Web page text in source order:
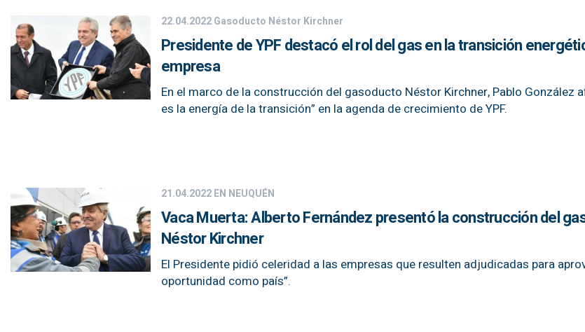
22.04.2022Gasoducto Néstor Kirchner
Presidente de YPF destacó el rol del gas en la transición
empresa
En el marco de la construcción del gasoducto Néstor Kirchner, Pablo González
es la energía de la transición” en la agenda de crecimiento de YPF.
21.04.2022EN NEUQUÉN
Vaca Muerta: Alberto Fernández presentó la construcción del
Néstor Kirchner
El Presidente pidió celeridad a las empresas que resulten adjudicadas para
oportunidad como país”.